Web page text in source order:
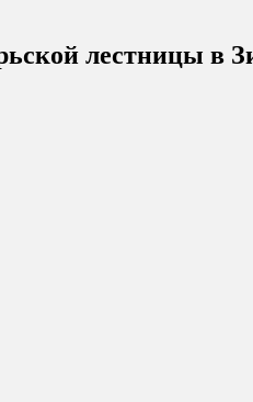
лестницы в